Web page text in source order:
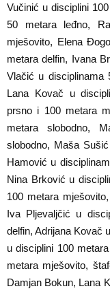
Vučinić u disciplini
50 metara leđno,
mješovito, Elena
metara delfin, Ivana
Vlačić u disciplinama
Lana Kovač u
prsno i 100 metara
metara slobodno,
slobodno, Maša
Hamović u
Nina Brković u
100 metara
Iva Pljevaljčić u
delfin, Adrijana Kovač
u disciplini 100
metara mješovito,
Damjan Bokun, Lana